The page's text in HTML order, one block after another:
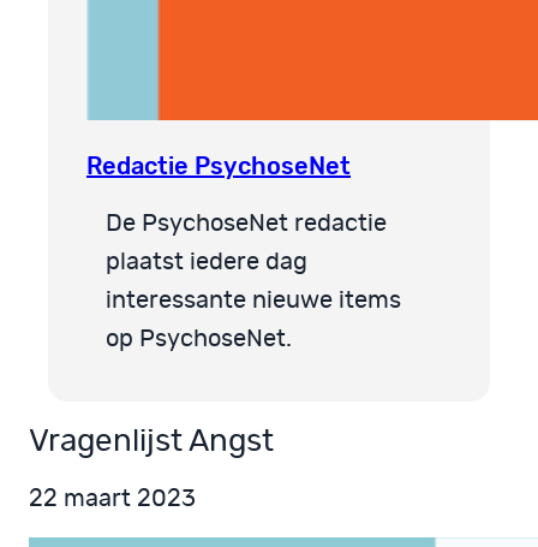
Redactie PsychoseNet
De PsychoseNet redactie
plaatst iedere dag
interessante nieuwe items
op PsychoseNet.
Vragenlijst Angst
22 maart 2023